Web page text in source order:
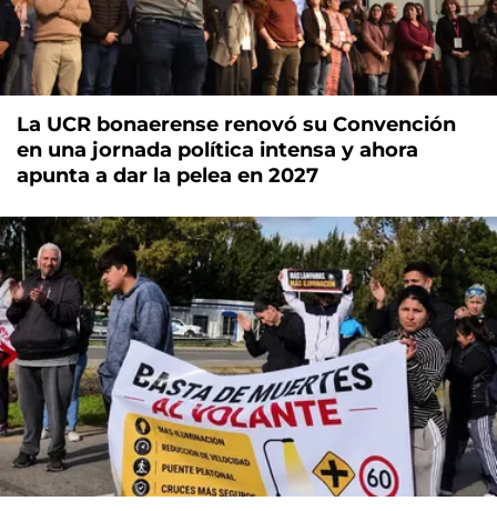
La UCR bonaerense renovó su Convención
en una jornada política intensa y ahora
apunta a dar la pelea en 2027